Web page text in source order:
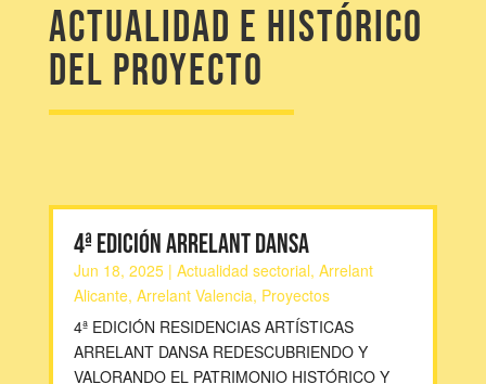
Actualidad e histórico
del proyecto
4ª EDICIÓN ARRELANT DANSA
Jun 18, 2025| Actualidad sectorial, Arrelant
Alicante, Arrelant Valencia, Proyectos
4ª EDICIÓN RESIDENCIAS ARTÍSTICAS
ARRELANT DANSA REDESCUBRIENDO Y
VALORANDO EL PATRIMONIO HISTÓRICO Y